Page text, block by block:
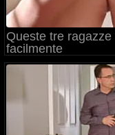
Queste tre
facilmente